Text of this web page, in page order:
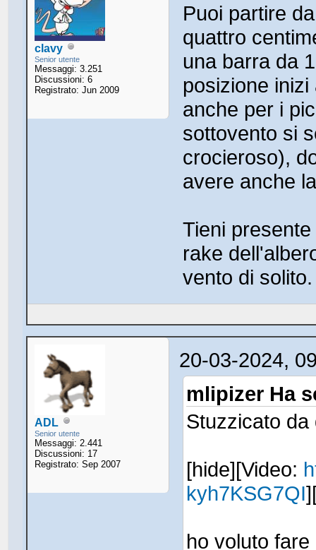
clavy
Senior utente
Messaggi: 3.251
Discussioni: 6
Registrato: Jun 2009
Puoi partire
quattro
una barra da
posizione
anche per i
sottovento si
crocieroso),
avere anche
Tieni
rake
vento di solito.
ADL
Senior utente
Messaggi: 2.441
Discussioni: 17
Registrato: Sep 2007
20-03-2024,
mlipizer Ha
Stuzzicato
[hide][Video:
kyh7KSG7QI
ho voluto